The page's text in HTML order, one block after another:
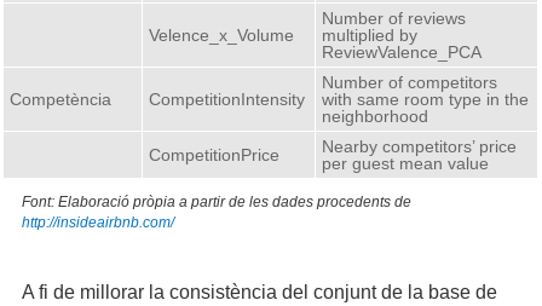
Velence_x_Volume
Number of reviews
multiplied by
ReviewValence_PCA
Competència CompetitionIntensity
Number of competitors
with same room type in the
neighborhood
CompetitionPrice
Nearby competitors’ price
per guest mean value
Font: Elaboració pròpia a partir de les dades procedents de
http://insideairbnb.com/
A fi de millorar la consistència del conjunt de la base de